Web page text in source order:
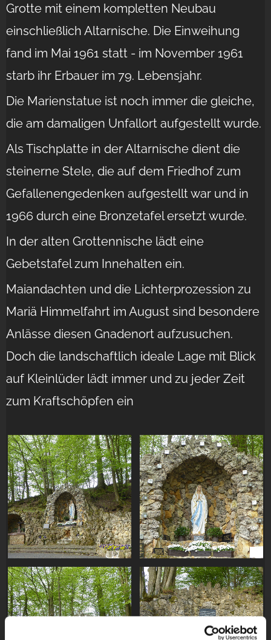
Grotte mit einem kompletten Neubau
einschließlich Altarnische. Die Einweihung
fand im Mai 1961 statt - im November 1961
starb ihr Erbauer im 79. Lebensjahr.
Die Marienstatue ist noch immer die gleiche,
die am damaligen Unfallort aufgestellt wurde.
Als Tischplatte in der Altarnische dient die
steinerne Stele, die auf dem Friedhof zum
Gefallenengedenken aufgestellt war und in
1966 durch eine Bronzetafel ersetzt wurde.
In der alten Grottennische lädt eine
Gebetstafel zum Innehalten ein.
Maiandachten und die Lichterprozession zu
Mariä Himmelfahrt im August sind besondere
Anlässe diesen Gnadenort aufzusuchen.
Doch die landschaftlich ideale Lage mit Blick
auf Kleinlüder lädt immer und zu jeder Zeit
zum Kraftschöpfen ein